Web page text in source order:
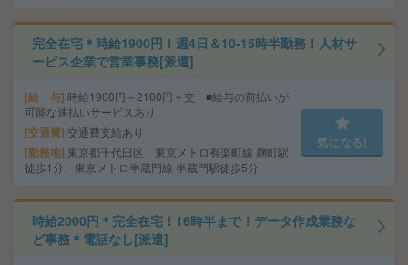
完全在宅＊時給1900円！週4日＆10-15時半勤務！人材サ
ービス企業で営業事務[派遣]
給 与 時給1900円～2100円＋交 ■給与の前払いが
可能な速払いサービスあり
交通費 交通費支給あり
勤務地 東京都千代田区 東京メトロ有楽町線 麹町駅
徒歩1分、東京メトロ半蔵門線 半蔵門駅徒歩5分
気になる!
時給2000円＊完全在宅！16時半まで！データ作成業務な
ど事務＊電話なし[派遣]